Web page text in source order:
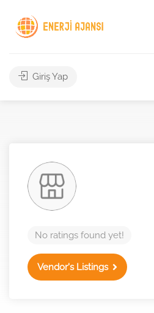
Giriş Yap
No ratings found yet!
Vendor's Listings